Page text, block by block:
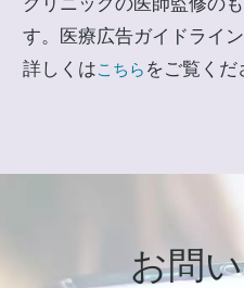
クリニックの医師監修の
す。医療広告ガイドライ
詳しくはこちら をご覧くだ
お問